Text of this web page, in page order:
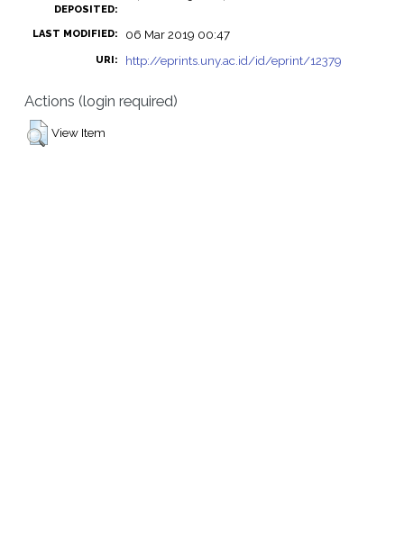
DEPOSITED:
LAST MODIFIED: 06 Mar 2019 00:47
URI: http://eprints.uny.ac.id/id/eprint/12379
Actions (login required)
View Item